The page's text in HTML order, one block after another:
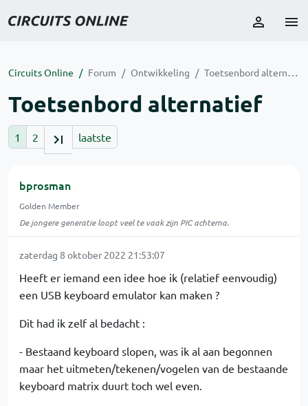
Circuits Online Forum Ontwikkeling Toetsenbord alternatief
Toetsenbord alternatief
1 2 laatste
bprosman
Golden Member
De jongere generatie loopt veel te vaak zijn PIC achterna.
zaterdag 8 oktober 2022 21:53:07
Heeft er iemand een idee hoe ik (relatief eenvoudig)
een USB keyboard emulator kan maken ?
Dit had ik zelf al bedacht :
- Bestaand keyboard slopen, was ik al aan begonnen
maar het uitmeten/tekenen/vogelen van de bestaande
keyboard matrix duurt toch wel even.